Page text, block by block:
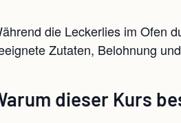
die Leckerlies im Ofen
Zutaten, Belohnung
dieser Kurs